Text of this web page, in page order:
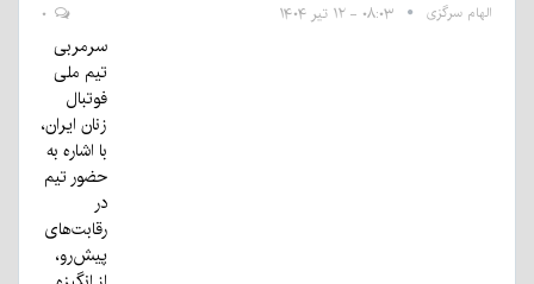
الهام سرگزی ۰۸:۰۳ - ۱۲ تیر ۱۴۰۴
سرمربی
تیم ملی
فوتبال
زنان ایران،
با اشاره به
حضور تیم
در
رقابت‌های
پیش‌رو،